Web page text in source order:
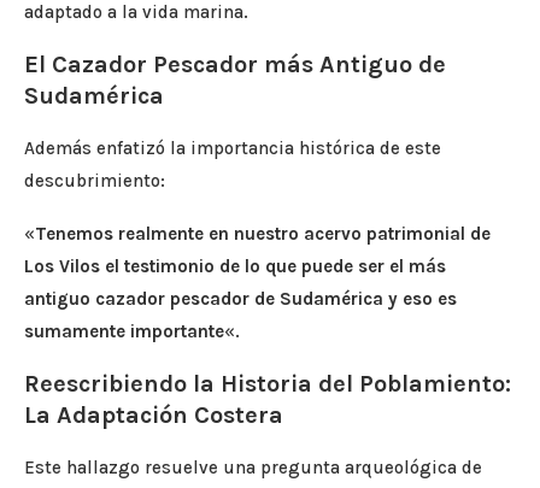
adaptado a la vida marina.
El Cazador Pescador más Antiguo de
Sudamérica
Además enfatizó la importancia histórica de este
descubrimiento:
«Tenemos realmente en nuestro acervo patrimonial de
Los Vilos el testimonio de lo que puede ser el más
antiguo cazador pescador de Sudamérica y eso es
sumamente importante«.
Reescribiendo la Historia del Poblamiento:
La Adaptación Costera
Este hallazgo resuelve una pregunta arqueológica de